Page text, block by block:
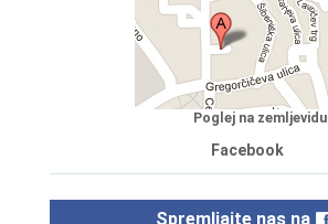
Poglej na zemljevidu
Facebook
Spremljajte nas na